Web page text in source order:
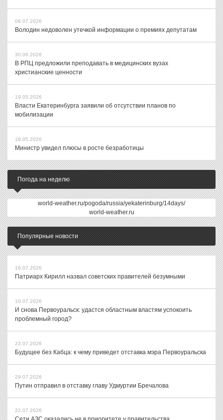
08.07.2026
Володин недоволен утечкой информации о премиях депутатам
30.06.2026
В РПЦ предложили преподавать в медицинских вузах
христианские ценности
19.05.2026
Власти Екатеринбурга заявили об отсутствии планов по
мобилизации
18.05.2026
Министр увидел плюсы в росте безработицы
Погода на неделю
world-weather.ru/pogoda/russia/yekaterinburg/14days/
world-weather.ru
Популярные новости
16.07.2026
Патриарх Кирилл назвал советских правителей безумными
10.07.2026
И снова Первоуральск: удастся областным властям успокоить
проблемный город?
23.07.2026
Будущее без Кабца: к чему приведет отставка мэра Первоуральска
29.07.2026
Путин отправил в отставку главу Удмуртии Бречалова
22.07.2026